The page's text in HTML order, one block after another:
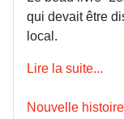
qui devait être
local.
Lire la suite...
Nouvelle